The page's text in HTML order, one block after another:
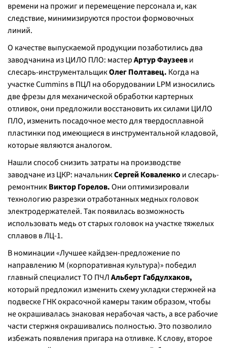
времени на прожиг и перемещение персонала и, как
следствие, минимизируются простои формовочных
линий.
О качестве выпускаемой продукции позаботились два
заводчанина из ЦИЛО ПЛО: мастерАртур Фаузееви
слесарь-инструментальщикОлег Полтавец. Когда на
участке Cummins в ПЦЛ на оборудовании LPM износились
две фрезы для механической обработки картерных
отливок, они предложили восстановить их силами ЦИЛО
ПЛО, изменить посадочное место для твердосплавной
пластинки под имеющиеся в инструментальной кладовой,
которые являются аналогом.
Нашли способ снизить затраты на производстве
заводчане из ЦКР: начальникСергей Коваленкои слесарь-
ремонтникВиктор Горелов.Они оптимизировали
технологию разрезки отработанных медных головок
электродержателей. Так появилась возможность
использовать медь от старых головок на участке тяжелых
сплавов в ЛЦ-1.
В номинации «Лучшее кайдзен-предложение по
направлению М (корпоративная культура)» победил
главный специалист ТО ПЧЛАльберт Габдулхаков,
который предложил изменить схему укладки стержней на
подвеске ГНК окрасочной камеры таким образом, чтобы
не окрашивалась знаковая нерабочая часть, а все рабочие
части стержня окрашивались полностью. Это позволило
избежать появления пригара на отливке. К слову, второе